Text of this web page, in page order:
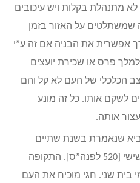
מתנהלת בקלות ויש עיכובים
שמשתלטים על האזור בזמן
אפשרית את הבניה אם זה ע”י
פרס או שכירת יועצים
הכלכלי של העם לא קל והם
לשקם אותו. כל זה מונע
אותה.
שנאמרת בשנת שתיים
למלך דריווש באחד לחודש השישי [520 לפנה”ס]. התקופה
בית שני. חגי מוכיח את העם